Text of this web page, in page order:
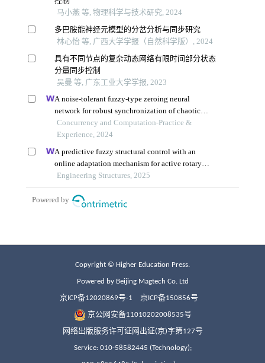
Copyright © Higher Education Press.
Powered by Beijing Magtech Co. Ltd
京ICP备12020869号-1 京ICP备150856号
京公网安备11010202008535号
网络出版服务许可证网出证(京)字第127号
Service: 010-58582445 (Technology);